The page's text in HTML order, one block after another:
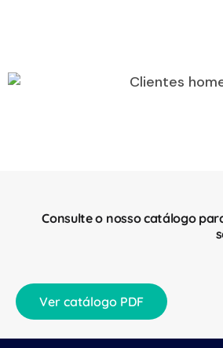
Consulte o nosso catálogo
Ver catálogo PDF